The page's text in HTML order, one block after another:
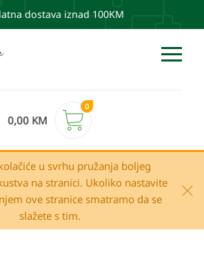
dostava iznad 100KM
0,00 KM
0
u svrhu pružanja boljeg
na stranici. Ukoliko nastavite
ove stranice smatramo da se
slažete s tim.